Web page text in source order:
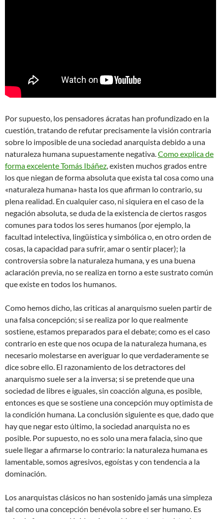
Por supuesto, los pensadores ácratas han profundizado en la
cuestión, tratando de refutar precisamente la visión contraria
sobre lo imposible de una sociedad anarquista debido a una
naturaleza humana supuestamente negativa.Como explica de
forma excelente Tomás Ibáñez, existen muchos grados entre
los que niegan de forma absoluta que exista tal cosa como una
«naturaleza humana» hasta los que afirman lo contrario, su
plena realidad. En cualquier caso, ni siquiera en el caso de la
negación absoluta, se duda de la existencia de ciertos rasgos
comunes para todos los seres humanos (por ejemplo, la
facultad intelectiva, lingüística y simbólica o, en otro orden de
cosas, la capacidad para sufrir, amar o sentir placer); la
controversia sobre la naturaleza humana, y es una buena
aclaración previa, no se realiza en torno a este sustrato común
que existe en todos los humanos.
Como hemos dicho, las criticas al anarquismo suelen partir de
una falsa concepción; si se realiza por lo que realmente
sostiene, estamos preparados para el debate; como es el caso
contrario en este que nos ocupa de la naturaleza humana, es
necesario molestarse en averiguar lo que verdaderamente se
dice sobre ello. El razonamiento de los detractores del
anarquismo suele ser a la inversa; si se pretende que una
sociedad de libres e iguales, sin coacción alguna, es posible,
entonces es que se sostiene una concepción muy optimista de
la condición humana. La conclusión siguiente es que, dado que
hay que negar esto último, la sociedad anarquista no es
posible. Por supuesto, no es solo una mera falacia, sino que
suele llegar a afirmarse lo contrario: la naturaleza humana es
lamentable, somos agresivos, egoístas y con tendencia a la
dominación.
Los anarquistas clásicos no han sostenido jamás una simpleza
tal como una concepción benévola sobre el ser humano. Es